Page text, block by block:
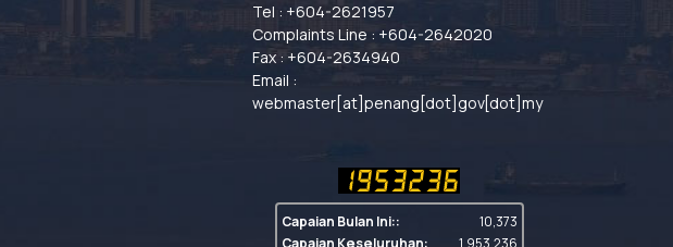
Tel : +604-2621957
Complaints Line : +604-2642020
Fax : +604-2634940
Email :
webmaster[at]penang[dot]gov[dot]my
Capaian Bulan Ini::
10,373
Capaian Keseluruhan:
1,953,236